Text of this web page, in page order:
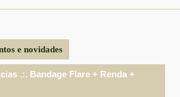
e novidades
.:. Bandage Flare + Renda +